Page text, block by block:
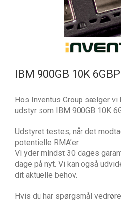
IBM 900GB 10K
Hos Inventus Group sælger vi
udstyr som IBM 900GB 10K
Udstyret testes, når det
potentielle RMA’er.
Vi yder mindst 30 dages
dage på nyt. Vi kan også
dit aktuelle behov.
Hvis du har spørgsmål